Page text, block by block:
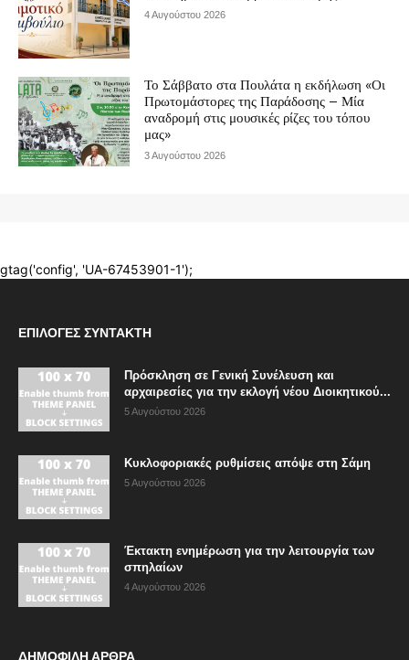
ΕΠΙΛΟΓΈΣ ΣΥΝΤΆΚΤΗ
Πρόσκληση σε Γενική Συνέλευση και
αρχαιρεσίες για την εκλογή νέου Διοικητικού...
5 Αυγούστου 2026
Κυκλοφοριακές ρυθμίσεις απόψε στη Σάμη
5 Αυγούστου 2026
Έκτακτη ενημέρωση για την λειτουργία των
σπηλαίων
4 Αυγούστου 2026
ΔΗΜΟΦΙΛΗ ΑΡΘΡΑ